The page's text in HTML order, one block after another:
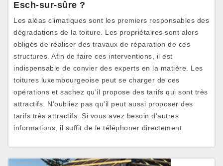
Esch-sur-sûre ?
Les aléas climatiques sont les premiers responsables des
dégradations de la toiture. Les propriétaires sont alors
obligés de réaliser des travaux de réparation de ces
structures. Afin de faire ces interventions, il est
indispensable de convier des experts en la matière. Les
toitures luxembourgeoise peut se charger de ces
opérations et sachez qu'il propose des tarifs qui sont très
attractifs. N'oubliez pas qu'il peut aussi proposer des
tarifs très attractifs. Si vous avez besoin d'autres
informations, il suffit de le téléphoner directement.